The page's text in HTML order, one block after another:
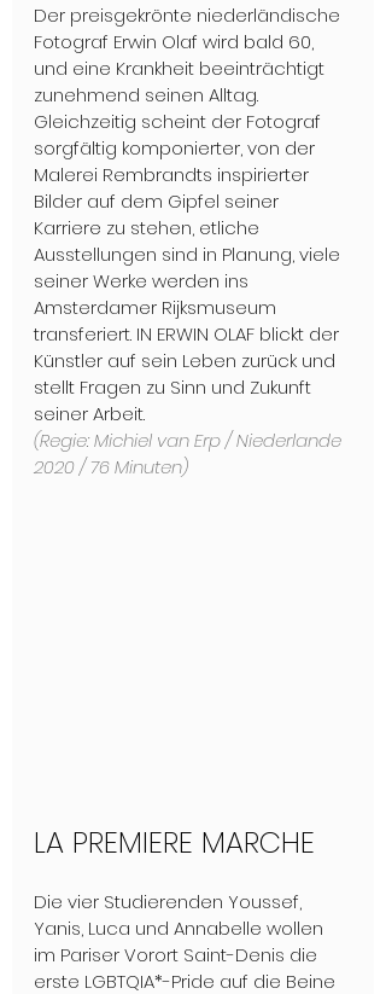
Der preisgekrönte niederländische
Fotograf Erwin Olaf wird bald 60,
und eine Krankheit beeinträchtigt
zunehmend seinen Alltag.
Gleichzeitig scheint der Fotograf
sorgfältig komponierter, von der
Malerei Rembrandts inspirierter
Bilder auf dem Gipfel seiner
Karriere zu stehen, etliche
Ausstellungen sind in Planung, viele
seiner Werke werden ins
Amsterdamer Rijksmuseum
transferiert. IN ERWIN OLAF blickt der
Künstler auf sein Leben zurück und
stellt Fragen zu Sinn und Zukunft
seiner Arbeit.
(Regie: Michiel van Erp / Niederlande
2020 / 76 Minuten)
LA PREMIERE MARCHE
Die vier Studierenden Youssef,
Yanis, Luca und Annabelle wollen
im Pariser Vorort Saint-Denis die
erste LGBTQIA*-Pride auf die Beine